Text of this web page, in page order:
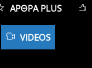
ΆΡΘΡΑ PLUS
VIDEOS